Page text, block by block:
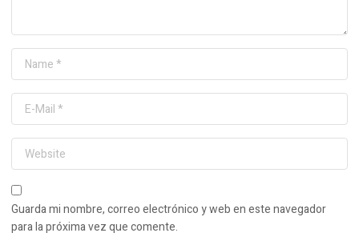
Guarda mi nombre, correo electrónico y web en este navegador
para la próxima vez que comente.